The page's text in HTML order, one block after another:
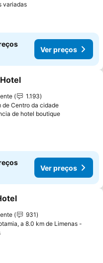
variadas
Ver preços
aos favoritos
1.193
de Centro da cidade
de hotel boutique
Ver preços
aos favoritos
931
a 8.0 km de Limenas -